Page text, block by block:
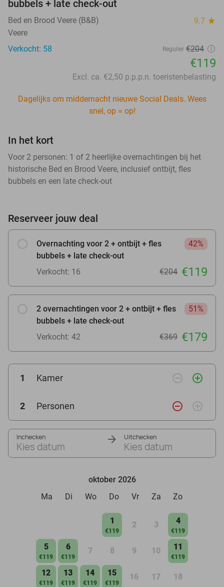
bubbels + late check-out
Bed en Brood Veere (B&B) 9.7 star
Veere
Verkocht: 58
Regulier €204
€119
Excl. ca. €2,50 p.p.p.n. toeristenbelasting
Dagelijks om middernacht nieuwe Social Deals. Wees
snel, op = op!
In het kort
Voor 2 personen: 1 of 2 heerlijke overnachtingen bij het
historische Bed en Brood Veere, inclusief ontbijt, fles
bubbels en een late check-out
Reserveer jouw deal
Overnachting voor 2 + ontbijt + fles
bubbels + late check-out
42%
Verkocht: 16 €204 €119
2 overnachtingen voor 2 + ontbijt + fles
bubbels + late check-out
51%
Verkocht: 42 €369 €179
1 Kamer remove_circle_outline add_circle_outline
2 Personen remove_circle_outline add_circle_outline
Inchecken
Kies datum
Uitchecken
Kies datum
oktober 2026
Ma
Di Wo Do Vr Za Zo
1
€119
2 3 4
€119
5
€119
6
€119
7 8 9 10 11
€119
12
€119
13
€119
14
€119
15
€119
16 17 18